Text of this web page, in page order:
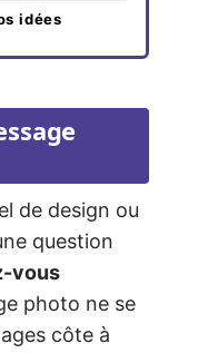
idées
de design ou
question
vous
photo ne se
côte à